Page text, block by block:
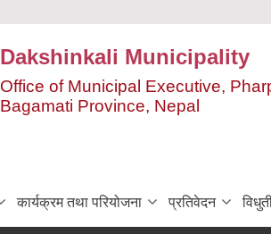
Dakshinkali Municipality
Office of Municipal Executive,
Bagamati Province, Nepal
कार्यक्रम तथा परियोजना प्रतिवेदन